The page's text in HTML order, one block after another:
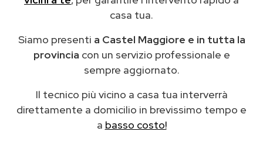
casa tua.
Siamo presenti a Castel Maggiore e in tutta la
provincia con un servizio professionale e
sempre aggiornato.
Il tecnico più vicino a casa tua interverrà
direttamente a domicilio in brevissimo tempo e
a basso costo!